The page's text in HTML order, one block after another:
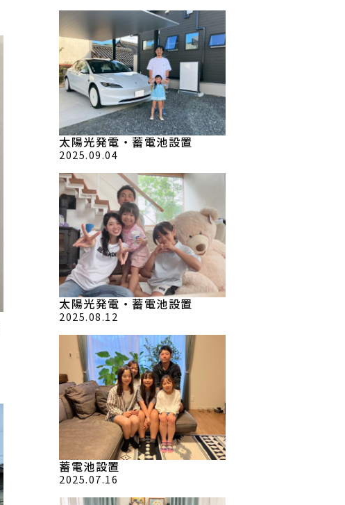
太陽光発電・蓄電池設置
2025.09.04
太陽光発電・蓄電池設置
2025.08.12
蓄電池設置
2025.07.16